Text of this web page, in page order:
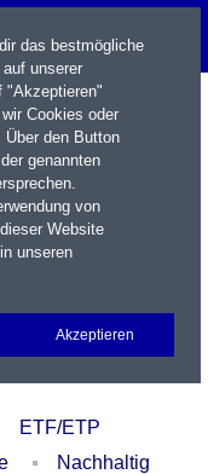
Login
ETF/ETP
Nachhaltig
das bestmögliche
unserer
"Akzeptieren"
Cookies oder
Über den Button
genannten
von
Website
unseren
Akzeptieren